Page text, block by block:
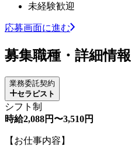
未経験歓迎
応募画面に進む
募集職種・詳細情報
業務委託契約
セラピスト
シフト制
時給2,088円〜3,510円
【お仕事内容】